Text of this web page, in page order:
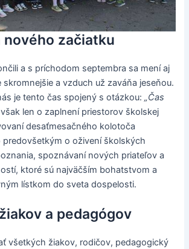
nového začiatku
a s príchodom septembra sa mení aj
a vzduch už zaváňa jeseňou.
je tento čas spojený s otázkou:„Čas
len o zaplnení priestorov školskej
desaťmesačného kolotoča
o oživení školských
spoznávaní nových priateľov a
ktoré sú najväčším bohatstvom a
lístkom do sveta dospelosti.
a pedagógov
všetkých žiakov, rodičov, pedagogický